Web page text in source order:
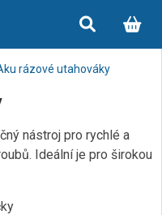
rázové utahováky
nástroj pro rychlé a
Ideální je pro širokou